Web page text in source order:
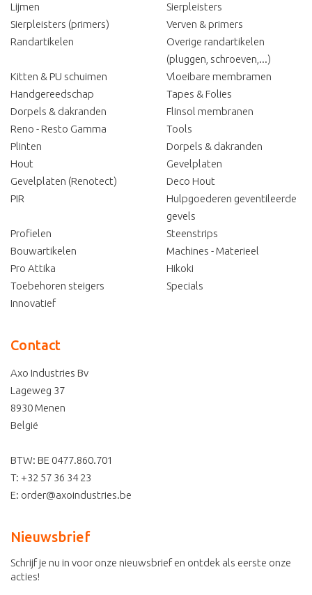
Lijmen
Sierpleisters
Sierpleisters (primers)
Verven & primers
Randartikelen
Overige randartikelen
(pluggen, schroeven,...)
Kitten & PU schuimen
Vloeibare membramen
Handgereedschap
Tapes & Folies
Dorpels & dakranden
Flinsol membranen
Reno - Resto Gamma
Tools
Plinten
Dorpels & dakranden
Hout
Gevelplaten
Gevelplaten (Renotect)
Deco Hout
PIR
Hulpgoederen geventileerde
gevels
Profielen
Steenstrips
Bouwartikelen
Machines - Materieel
Pro Attika
Hikoki
Toebehoren steigers
Specials
Innovatief
Contact
Axo Industries Bv
Lageweg 37
8930 Menen
België
BTW: BE 0477.860.701
T: +32 57 36 34 23
E: order@axoindustries.be
Nieuwsbrief
Schrijf je nu in voor onze nieuwsbrief en ontdek als eerste onze
acties!